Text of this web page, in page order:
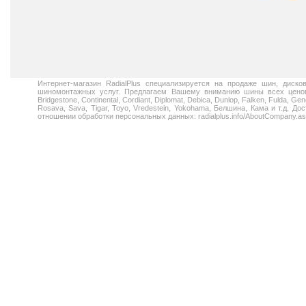
Интернет-магазин RadialPlus специализируется на продаже шин,
шиномонтажных услуг. Предлагаем Вашему вниманию шины всех
Bridgestone, Continental, Cordiant, Diplomat, Debica, Dunlop, Falken, Fulda,
Rosava, Sava, Tigar, Toyo, Vredestein, Yokohama, Белшина, Кама и т.д.
отношении обработки персональных данных: radialplus.info/